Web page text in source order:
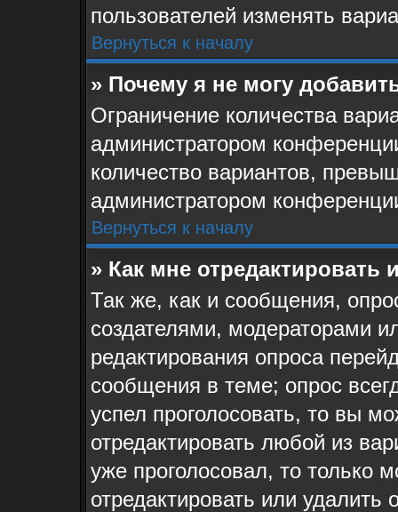
пользователей изменять
Вернуться к началу
» Почему я не могу
Ограничение количества
администратором
количество вариантов,
администратором
Вернуться к началу
» Как мне отредактировать
Так же, как и сообщения,
создателями, модераторами
редактирования опроса
сообщения в теме; опрос
успел проголосовать, то вы
отредактировать любой из
уже проголосовал, то только
отредактировать или